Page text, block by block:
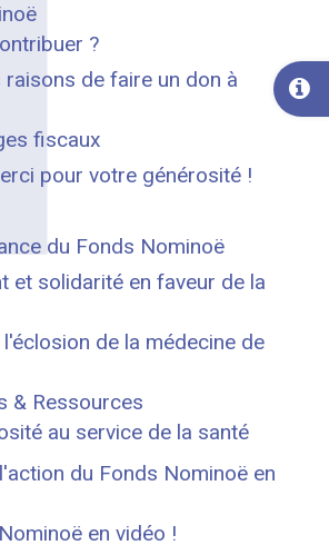
?
raisons de faire un don à
fiscaux
pour votre générosité !
du Fonds Nominoë
et solidarité en faveur de la
de la médecine de
& Ressources
au service de la santé
du Fonds Nominoë en
en vidéo !